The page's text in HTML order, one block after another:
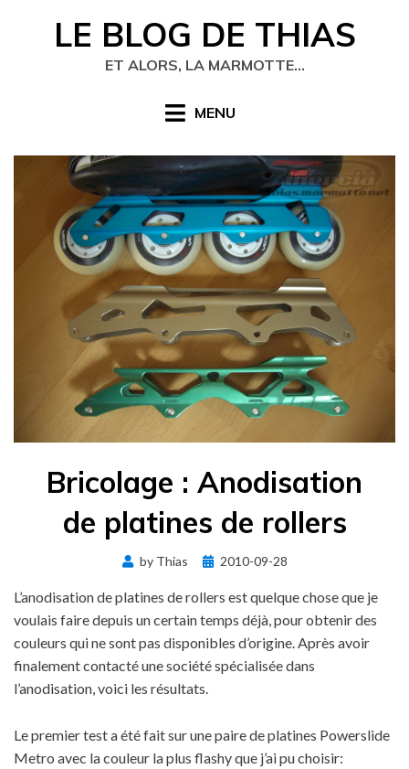
LE BLOG DE THIAS
ET ALORS, LA MARMOTTE…
MENU
Bricolage : Anodisation
de platines de rollers
by Thias
Posted
2010-09-28
L’anodisation de platines de rollers est quelque chose que je
voulais faire depuis un certain temps déjà, pour obtenir des
couleurs qui ne sont pas disponibles d’origine. Après avoir
finalement contacté une société spécialisée dans
l’anodisation, voici les résultats.
Le premier test a été fait sur une paire de platines Powerslide
Metro avec la couleur la plus flashy que j’ai pu choisir: